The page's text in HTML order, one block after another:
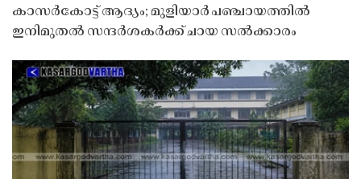
കാസർകോട്ട് ആദ്യം; മുളിയാർ പഞ്ചായത്തിൽ
ഇനിമുതൽ സന്ദർശകർക്ക് ചായ സൽക്കാരം